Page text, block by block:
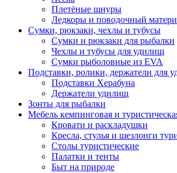
Плетёные шнуры
Ледкоры и поводочный
Сумки, рюкзаки, чехлы и тубусы
Сумки и рюкзаки для рыбалки
Чехлы и тубусы для удилищ
Сумки рыболовные из EVA
Подставки, ролики, держатели для
Подставки Херабуна
Держатели удилищ
Зонты для рыбалки
Мебель кемпинговая и
Кровати и раскладушки
Кресла, стулья и шезлонги
Столы туристические
Палатки и тенты
Быт на природе